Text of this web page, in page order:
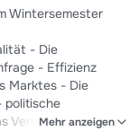
Wintersemester
- Die
- Effizienz
Marktes - Die
politische
Versagen des
Mehr anzeigen